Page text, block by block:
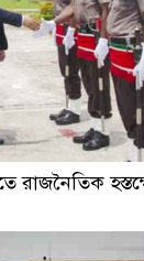
রাজনৈতিক